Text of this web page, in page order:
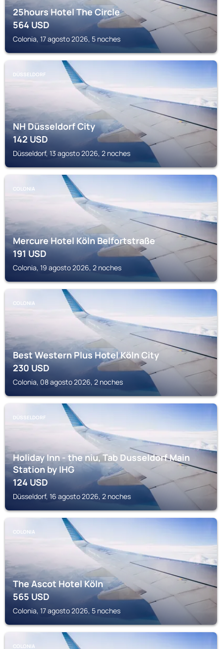
25hours Hotel The Circle
564USD
Colonia, 17 agosto 2026, 5 noches
DÜSSELDORF
NH Düsseldorf City
142USD
Düsseldorf, 13 agosto 2026, 2 noches
COLONIA
Mercure Hotel Köln Belfortstraße
191USD
Colonia, 19 agosto 2026, 2 noches
COLONIA
Best Western Plus Hotel Köln City
230USD
Colonia, 08 agosto 2026, 2 noches
DÜSSELDORF
Holiday Inn - the niu, Tab Dusseldorf Main
Station by IHG
124USD
Düsseldorf, 16 agosto 2026, 2 noches
COLONIA
The Ascot Hotel Köln
565USD
Colonia, 17 agosto 2026, 5 noches
COLONIA